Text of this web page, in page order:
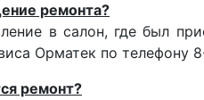
ремонта?
в салон, где был
Орматек по телефону
ремонт?